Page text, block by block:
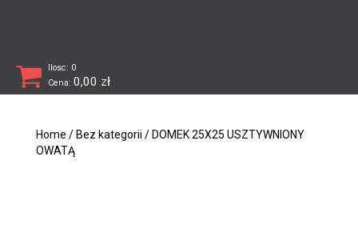
Ilosc: 0
Cena: 0,00 zł
Home / Bez kategorii / DOMEK 25X25 USZTYWNIONY
OWATĄ